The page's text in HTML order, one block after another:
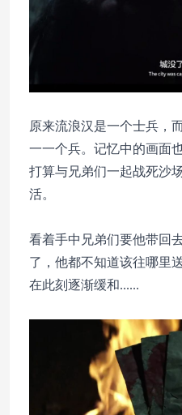
原来流浪汉是一个士兵，
一一个兵。记忆中的画面
打算与兄弟们一起战死沙
活。
看着手中兄弟们要他带回
了，他都不知道该往哪里
在此刻逐渐缓和......